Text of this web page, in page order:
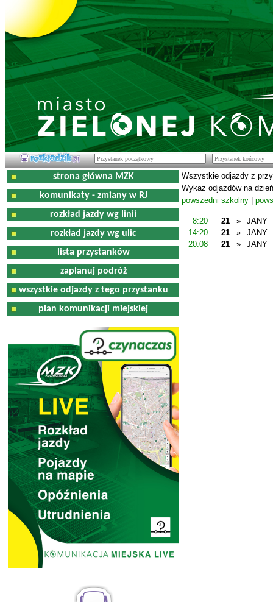
strona główna MZK
komunikaty - zmiany w RJ
rozkład jazdy wg linii
rozkład jazdy wg ulic
lista przystanków
zaplanuj podróż
wszystkie odjazdy z tego przystanku
plan komunikacji miejskiej
Wszystkie odjazdy z
Wykaz odjazdów na
powszedni szkolny
8:20 21 »
JANY
14:20
21 »
JANY
20:08
21 » JANY